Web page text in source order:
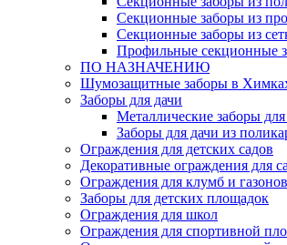
Секционные заборы из
Секционные заборы из
Профильные секционные
ПО НАЗНАЧЕНИЮ
Шумозащитные заборы в
Заборы для дачи
Металлические заборы для
Заборы для дачи из
Ограждения для детских садов
Декоративные ограждения для
Ограждения для клумб и газонов
Заборы для детских площадок
Ограждения для школ
Ограждения для спортивной